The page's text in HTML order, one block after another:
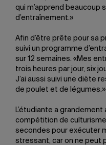
qui m’apprend
d’entraînement.»
Afin d’être prête pour sa
suivi un programme
sur 12 semaines. «Mes
trois heures par jour, six
J’ai aussi suivi une diète
de poulet et de légumes.»
L’étudiante a
compétition de
secondes pour exécuter
stressant, car on ne peut